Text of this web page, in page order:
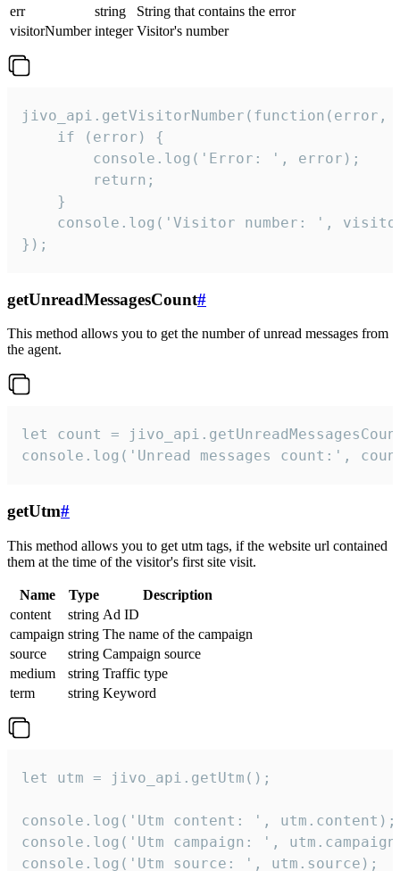
err
string
String that contains the error
visitorNumber integer Visitor's number
jivo_api.getVisitorNumber(function(error,
    if (error) {
        console.log('Error: ', error);
        return;
    }
console.log('Visitor number: ',
});
getUnreadMessagesCount#
This method allows you to get the number of unread messages from
the agent.
let count =
console.log('Unread messages count:',
getUtm#
This method allows you to get utm tags, if the website url contained
them at the time of the visitor's first site visit.
Name Type
Description
content
string Ad ID
campaign string The name of the campaign
source
string Campaign source
medium
string Traffic type
term
string Keyword
let utm = jivo_api.getUtm();
console.log('Utm content: ', utm.content);
console.log('Utm campaign: ',
console.log('Utm source: ', utm.source);